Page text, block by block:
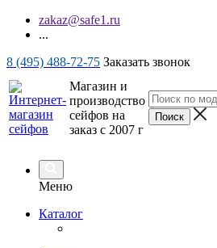
zakaz@safe1.ru
...
8 (495) 488-72-75 Заказать звонок
Магазин и
производство
сейфов на
заказ с 2007 г
Меню
Каталог